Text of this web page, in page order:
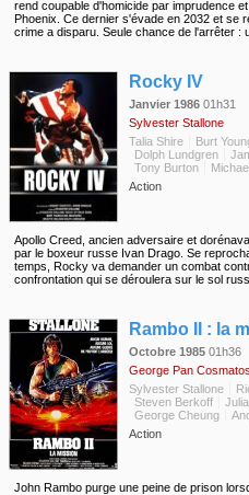
rend coupable d'homicide par imprudence
Phoenix. Ce dernier s'évade en 2032 et se
crime a disparu. Seule chance de l'arrêter :
Rocky IV
Janvier 1986 01h31
Sylvester Stallone
Talia Shire
Burt
Dolph Lundgren
Tony Burton
Action
Apollo Creed, ancien adversaire et
par le boxeur russe Ivan Drago. Se
temps, Rocky va demander un combat
confrontation qui se déroulera sur le sol
Rambo II : la
Octobre 1985 01h36
George Pan Cosmatos
Sylvester Stallone
Steven Berkoff
George Cheung
Action
John Rambo purge une peine de prison